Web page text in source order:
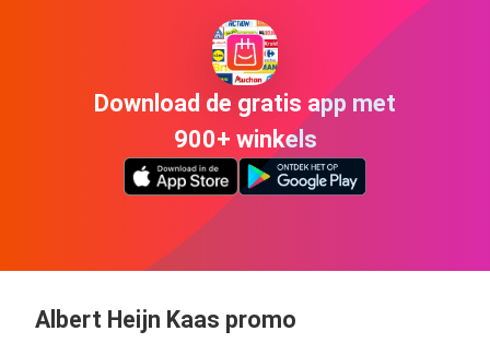
Download de gratis app met
900+ winkels
Albert Heijn Kaas promo